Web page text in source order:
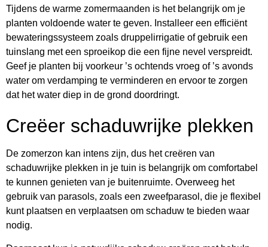
Tijdens de warme zomermaanden is het belangrijk om je
planten voldoende water te geven. Installeer een efficiënt
bewateringssysteem zoals druppelirrigatie of gebruik een
tuinslang met een sproeikop die een fijne nevel verspreidt.
Geef je planten bij voorkeur ’s ochtends vroeg of ’s avonds
water om verdamping te verminderen en ervoor te zorgen
dat het water diep in de grond doordringt.
Creëer schaduwrijke plekken
De zomerzon kan intens zijn, dus het creëren van
schaduwrijke plekken in je tuin is belangrijk om comfortabel
te kunnen genieten van je buitenruimte. Overweeg het
gebruik van parasols, zoals een zweefparasol, die je flexibel
kunt plaatsen en verplaatsen om schaduw te bieden waar
nodig.